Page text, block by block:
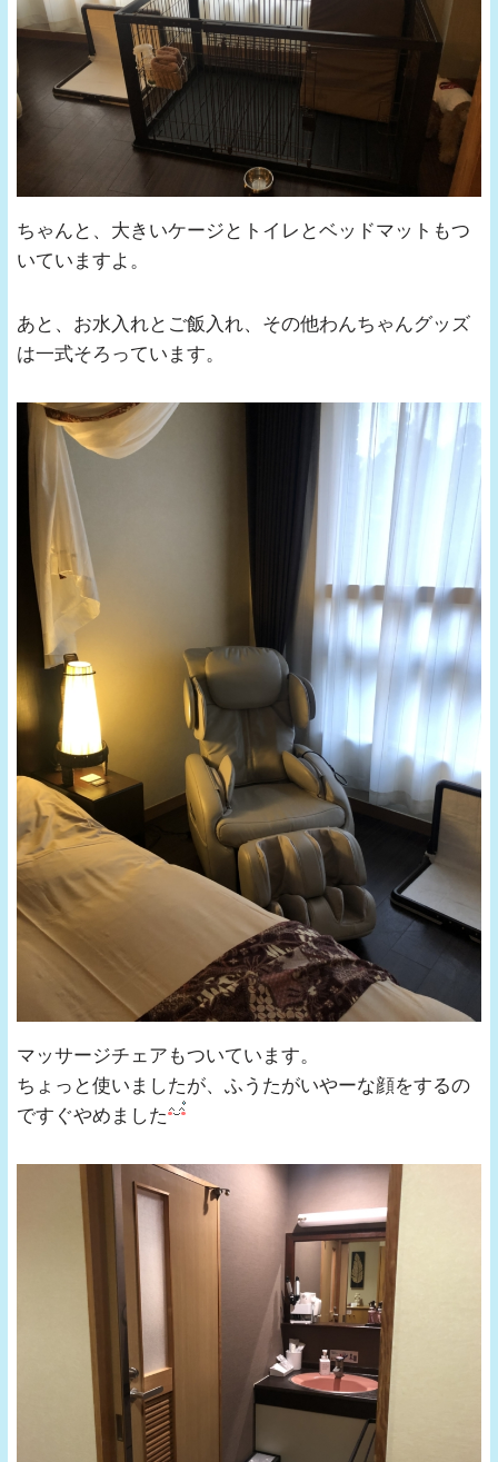
ちゃんと、大きいケージとトイレとベッドマットもつ
いていますよ。
あと、お水入れとご飯入れ、その他わんちゃんグッズ
は一式そろっています。
マッサージチェアもついています。
ちょっと使いましたが、ふうたがいやーな顔をするの
ですぐやめました